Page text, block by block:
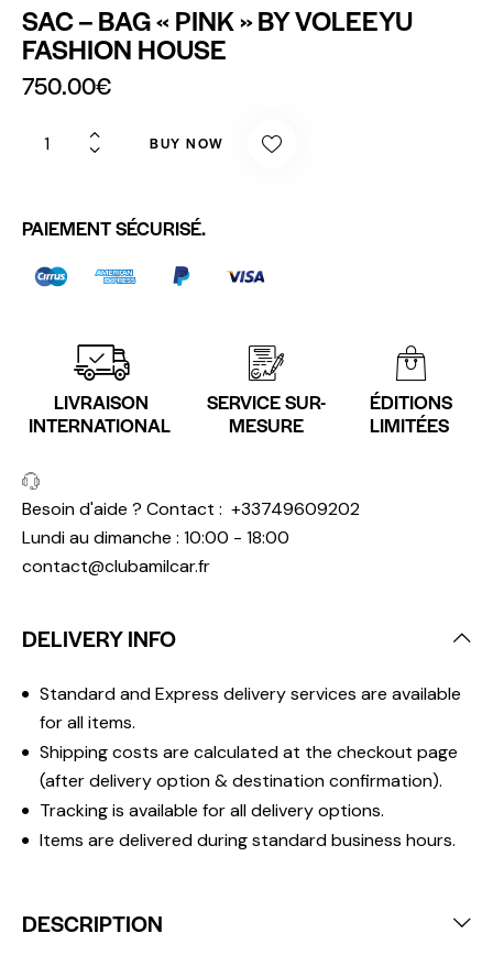
SAC – BAG « PINK » BY VOLEEYU
FASHION HOUSE
750.00€
BUY NOW
PAIEMENT SÉCURISÉ.
LIVRAISON
INTERNATIONAL
SERVICE SUR-
MESURE
ÉDITIONS
LIMITÉES
Besoin d'aide ? Contact : +33749609202
Lundi au dimanche : 10:00 - 18:00
contact@clubamilcar.fr
DELIVERY INFO
Standard and Express delivery services are available
for all items.
Shipping costs are calculated at the checkout page
(after delivery option & destination confirmation).
Tracking is available for all delivery options.
Items are delivered during standard business hours.
DESCRIPTION